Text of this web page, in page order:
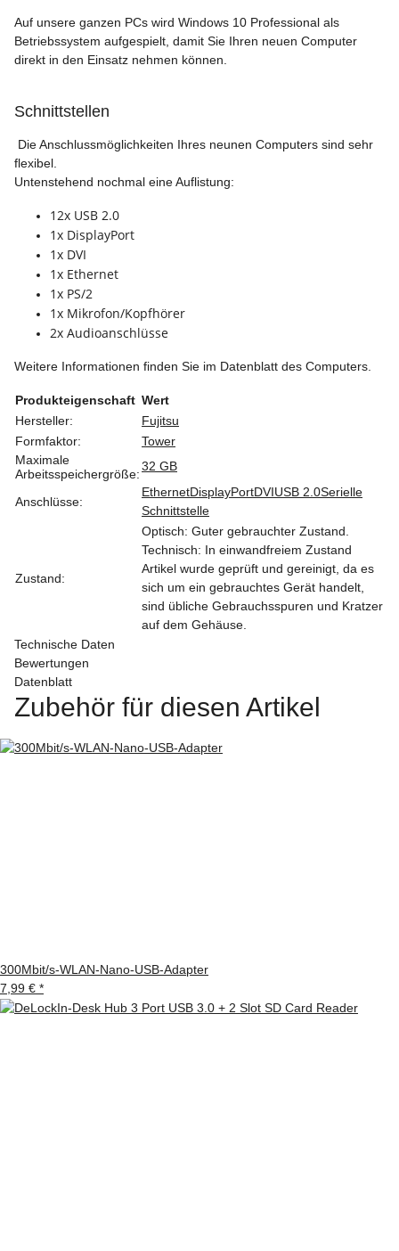
Auf unsere ganzen PCs wird Windows 10 Professional als
Betriebssystem aufgespielt, damit Sie Ihren neuen Computer
direkt in den Einsatz nehmen können.
Schnittstellen
Die Anschlussmöglichkeiten Ihres neunen Computers sind sehr
flexibel.
Untenstehend nochmal eine Auflistung:
12x USB 2.0
1x DisplayPort
1x DVI
1x Ethernet
1x PS/2
1x Mikrofon/Kopfhörer
2x Audioanschlüsse
Weitere Informationen finden Sie im Datenblatt des Computers.
Produkteigenschaft Wert
Hersteller:
Fujitsu
Formfaktor:
Tower
Maximale
Arbeitsspeichergröße:
32 GB
Anschlüsse:
EthernetDisplayPortDVIUSB 2.0Serielle
Schnittstelle
Zustand:
Optisch: Guter gebrauchter Zustand.
Technisch: In einwandfreiem Zustand
Artikel wurde geprüft und gereinigt, da es
sich um ein gebrauchtes Gerät handelt,
sind übliche Gebrauchsspuren und Kratzer
auf dem Gehäuse.
Technische Daten
Bewertungen
Datenblatt
Zubehör für diesen Artikel
300Mbit/s-WLAN-Nano-USB-Adapter
7,99 € *